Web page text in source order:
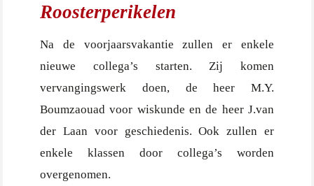
Roosterperikelen
Na de voorjaarsvakantie zullen er enkele
nieuwe collega’s starten. Zij komen
vervangingswerk doen, de heer M.Y.
Boumzaouad voor wiskunde en de heer J.van
der Laan voor geschiedenis. Ook zullen er
enkele klassen door collega’s worden
overgenomen.